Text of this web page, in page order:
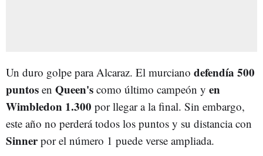
Un duro golpe para Alcaraz. El murciano defendía 500
puntos en Queen's como último campeón y en
Wimbledon 1.300 por llegar a la final. Sin embargo,
este año no perderá todos los puntos y su distancia con
Sinnerpor el número 1 puede verse ampliada.